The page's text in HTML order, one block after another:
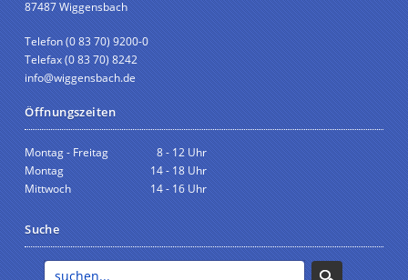
87487 Wiggensbach
Telefon (0 83 70) 9200-0
Telefax (0 83 70) 8242
info@wiggensbach.de
Öffnungszeiten
Montag - Freitag
8 - 12 Uhr
Montag
14 - 18 Uhr
Mittwoch
14 - 16 Uhr
Suche